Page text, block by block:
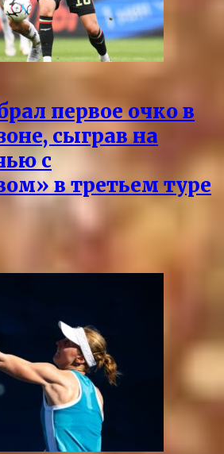
первое очко в
сыграв на
с
в третьем туре